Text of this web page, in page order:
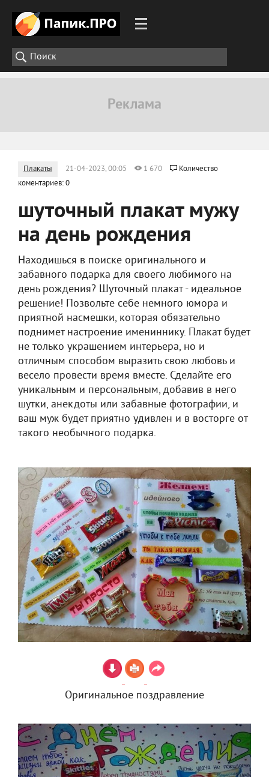
Плакаты 21-04-2023, 00:05 1 670
Количество
коментариев: 0
шуточный плакат мужу
на день рождения
Находишься в поиске оригинального и
забавного подарка для своего любимого на
день рождения? Шуточный плакат - идеальное
решение! Позвольте себе немного юмора и
приятной насмешки, которая обязательно
поднимет настроение имениннику. Плакат будет
не только украшением интерьера, но и
отличным способом выразить свою любовь и
весело провести время вместе. Сделайте его
уникальным и персональным, добавив в него
шутки, анекдоты или забавные фотографии, и
ваш муж будет приятно удивлен и в восторге от
такого необычного подарка.
Оригинальное поздравление